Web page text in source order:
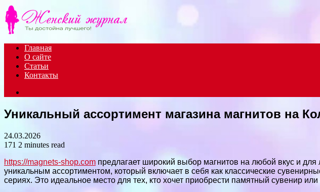
Menu
Главная
О сайте
Статьи
Контакты
Уникальный ассортимент магазина магнитов на
24.03.2026
171 2 minutes read
https://magnets-shop.com предлагает широкий выбор магнитов на любой вкус и
уникальным ассортиментом, который включает в себя как классические
сериях. Это идеальное место для тех, кто хочет приобрести памятный сувенир